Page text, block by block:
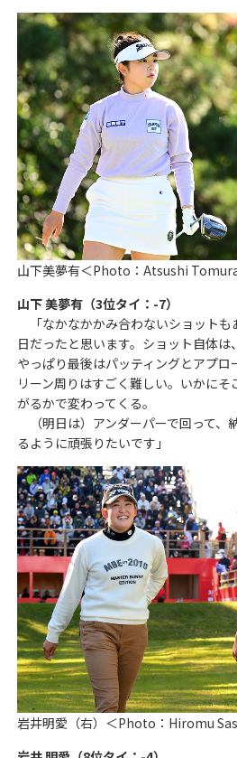
山下美夢有＜Photo：Atsushi
山下 美夢有（3位タイ：-7）
「なかなかかみ合わないショットも
日だったと思います。ショット自体は
やっぱり最後はパッティングとアプロ
リーン周りはすごく難しい。いかに
がるかで変わってくる。
（明日は）アンダーパーで回って、
るように頑張りたいです」
岩井明愛（右）＜Photo：Hiromu